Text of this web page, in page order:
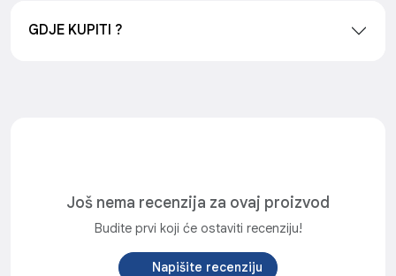
GDJE KUPITI ?
Još nema recenzija za ovaj proizvod
Budite prvi koji će ostaviti recenziju!
Napišite recenziju